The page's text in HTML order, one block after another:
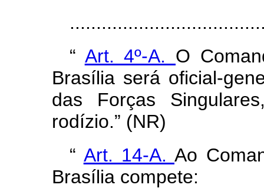
“ Art. 4º-A. O
Brasília será oficial-
das Forças
rodízio.” (NR)
“ Art. 14-A.Ao
Brasília compete: